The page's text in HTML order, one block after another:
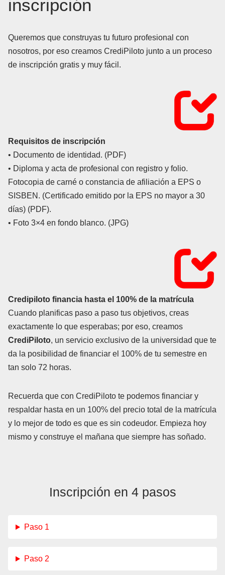
inscripción
Queremos que construyas tu futuro profesional con
nosotros, por eso creamos CrediPiloto junto a un proceso
de inscripción gratis y muy fácil.
Requisitos de inscripción
• Documento de identidad. (PDF)
• Diploma y acta de profesional con registro y folio.
Fotocopia de carné o constancia de afiliación a EPS o
SISBEN. (Certificado emitido por la EPS no mayor a 30
días) (PDF).
• Foto 3×4 en fondo blanco. (JPG)
Credipiloto financia hasta el 100% de la matrícula
Cuando planificas paso a paso tus objetivos, creas
exactamente lo que esperabas; por eso, creamos
CrediPiloto, un servicio exclusivo de la universidad que te
da la posibilidad de financiar el 100% de tu semestre en
tan solo 72 horas.
Recuerda que con CrediPiloto te podemos financiar y
respaldar hasta en un 100% del precio total de la matrícula
y lo mejor de todo es que es sin codeudor. Empieza hoy
mismo y construye el mañana que siempre has soñado.
Inscripción en 4 pasos
Paso 1
Paso 2